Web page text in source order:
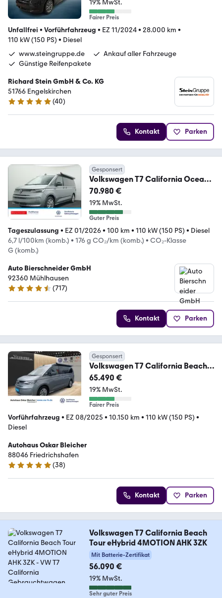
19% MwSt.
Fairer Preis
Unfallfrei • Vorführfahrzeug • EZ 11/2024• 28.000 km •
110 kW (150 PS) • Diesel
www.steingruppe.de
Ankauf aller Fahrzeuge
Günstige Reifenpakete
Richard Stein GmbH & Co. KG
51766 Engelskirchen
4.9 Sterne
(40)
Kontakt Parken
Gesponsert
Volkswagen T7 California Ocean
TDI DSG LED NAVI MARKISE
70.980 €
19% MwSt.
Guter Preis
Tageszulassung • EZ 01/2026• 100 km • 110 kW (150 PS) • Diesel
6,7 l/100km (komb.) • 176 g CO₂/km (komb.) • CO₂-Klasse
G (komb.)
Auto Bierschneider GmbH
92360 Mühlhausen
4.5 Sterne
(717)
Kontakt Parken
Gesponsert
Volkswagen T7 California Beach
Tour 2,0 l TDI 110 kW 7-G-DS
65.490 €
19% MwSt.
Fairer Preis
Vorführfahrzeug • EZ 08/2025 • 10.150 km • 110 kW (150 PS) •
Diesel
Autohaus Oskar Bleicher
88046 Friedrichshafen
5 Sterne
(38)
Kontakt Parken
Volkswagen T7 California Beach
Tour eHybrid 4MOTION AHK 3ZK
Mit Batterie-Zertifikat
56.090 €
19% MwSt.
Sehr guter Preis